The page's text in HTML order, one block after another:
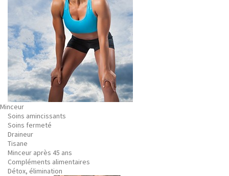
Minceur
Soins amincissants
Soins fermeté
Draineur
Tisane
Minceur après 45 ans
Compléments alimentaires
Détox, élimination